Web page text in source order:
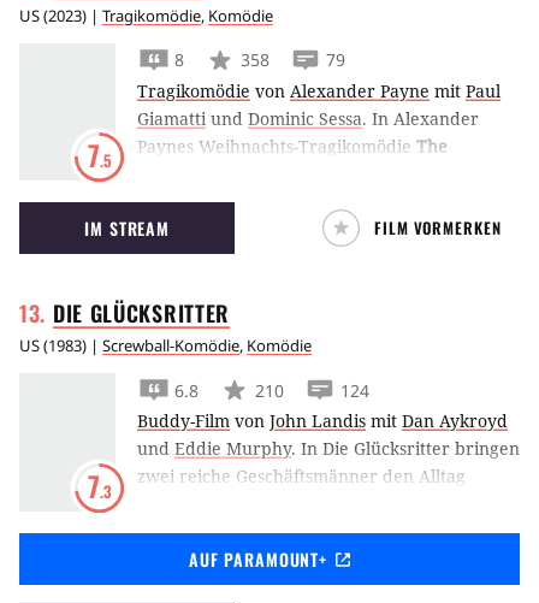
US(2023) | Tragikomödie, Komödie
7.5
8 358
79
Tragikomödie von Alexander Payne mit Paul
Giamatti und Dominic Sessa. In Alexander
Paynes Weihnachts-Tragikomödie The
Lehrer auf diejenigen Schüler aufpassen, die
über die Festtage nicht nach Hause fahren
können.
IM STREAM FILM VORMERKEN
DIE GLÜCKSRITTER
US(1983) | Screwball-Komödie, Komödie
7.3
6.8 210
124
Buddy-Film von John Landis mit Dan Aykroyd
und Eddie Murphy. In Die Glücksritter bringen
zwei reiche Geschäftsmänner den Alltag
um zu untersuchen, woran finanzieller Erfolg
wirklich gemessen werden kann.
AUF PARAMOUNT+